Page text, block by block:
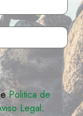
Politica de
Legal.